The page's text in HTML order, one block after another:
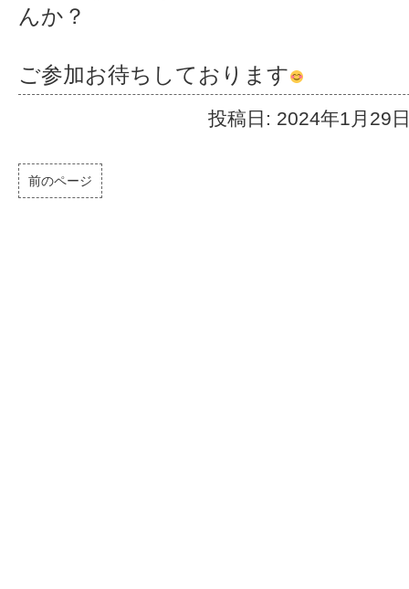
んか？
ご参加お待ちしております
投稿日: 2024年1月29
前のページ